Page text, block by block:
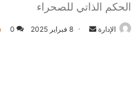
الحكم الذاتي للصحراء
الإدارة
أرسل 8 فبراير 2025 0